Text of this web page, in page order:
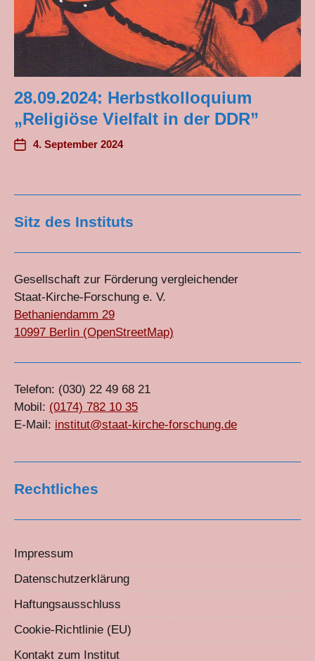
28.09.2024: Herbstkolloquium
„Religiöse Vielfalt in der DDR”
4. September 2024
Sitz des Instituts
Gesellschaft zur Förderung vergleichender
Staat-Kirche-Forschung e. V.
Bethaniendamm 29
10997 Berlin (OpenStreetMap)
Telefon: (030) 22 49 68 21
Mobil: (0174) 782 10 35
E-Mail: institut@staat-kirche-forschung.de
Rechtliches
Impressum
Datenschutzerklärung
Haftungsausschluss
Cookie-Richtlinie (EU)
Kontakt zum Institut